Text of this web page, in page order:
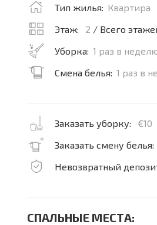
Тип жилья: Квартира
Этаж:
2 / Всего
Уборка: 1 раз в
Смена белья: 1 раз в
Заказать уборку:
€10
Заказать смену белья:
Невозвратный
СПАЛЬНЫЕ МЕСТА: